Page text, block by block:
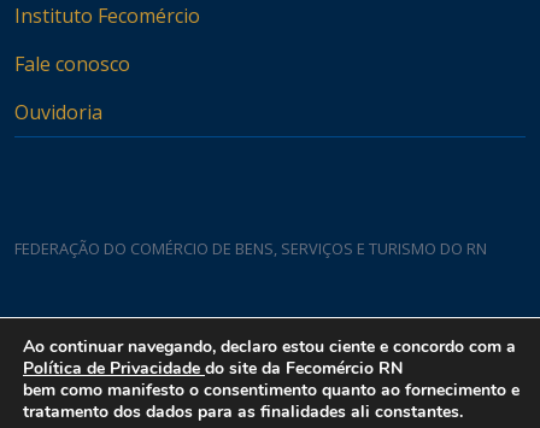
Instituto Fecomércio
Fale conosco
Ouvidoria
FEDERAÇÃO DO COMÉRCIO DE BENS, SERVIÇOS E TURISMO DO RN
Rua Padre João Damasceno, 1935 - Lagoa Nova CEP 59075-760
Ao continuar navegando, declaro estou ciente e concordo com a
Política de Privacidade do site da Fecomércio RN
bem como manifesto o consentimento quanto ao fornecimento e
tratamento dos dados para as finalidades ali constantes.